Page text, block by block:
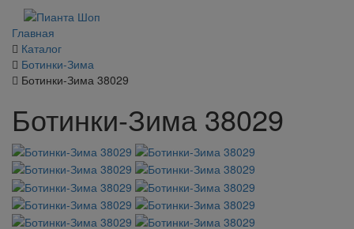
Главная
Каталог
Ботинки-Зима
Ботинки-Зима 38029
Ботинки-Зима 38029